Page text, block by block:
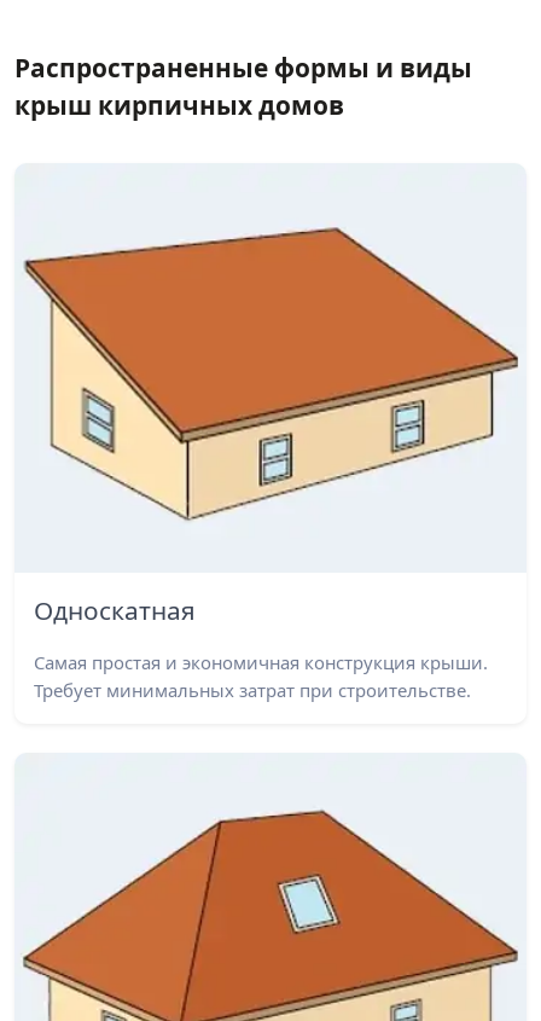
Распространенные формы и виды
крыш кирпичных домов
Односкатная
Самая простая и экономичная конструкция крыши.
Требует минимальных затрат при строительстве.